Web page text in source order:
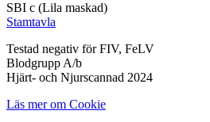
SBI c (Lila maskad)
Stamtavla
Testad negativ för FIV, FeLV
Blodgrupp A/b
Hjärt- och Njurscannad 2024
Läs mer om Cookie